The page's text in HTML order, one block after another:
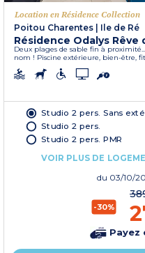
Location en Résidence Collection
Poitou Charentes
Ile de Ré
Résidence Odalys Rêve
Deux plages de sable fin à
nom ! Piscine extérieure, bien-être,
Studio 2 pers. Sans
Studio 2 pers.
Studio 2 pers. PMR
VOIR PLUS DE
du 03/10/
-30%
Payez